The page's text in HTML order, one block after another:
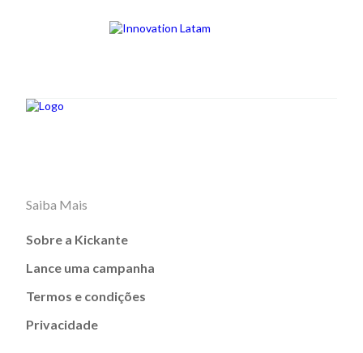
Saiba Mais
Sobre a Kickante
Lance uma campanha
Termos e condições
Privacidade